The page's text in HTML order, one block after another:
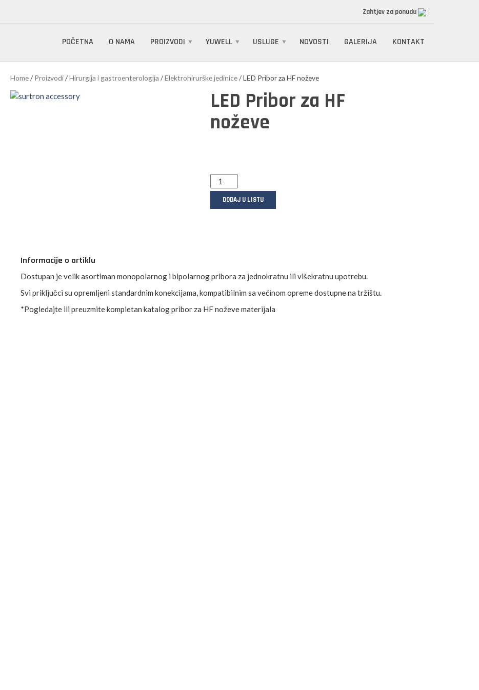
Zahtjev za ponudu
POČETNA O NAMA PROIZVODI YUWELL USLUGE NOVOSTI GALERIJA KONTAKT
Home/ Proizvodi/Hirurgija i gastroenterologija /Elektrohirurške jedinice/ LED Pribor za HF noževe
LED Pribor za HF
noževe
DODAJ U LISTU
Informacije o artiklu
Dostupan je velik asortiman monopolarnog i bipolarnog pribora za jednokratnu ili višekratnu upotrebu.
Svi priključci su opremljeni standardnim konekcijama, kompatibilnim sa većinom opreme dostupne na tržištu.
*Pogledajte ili preuzmite kompletan katalog pribor za HF noževe materijala